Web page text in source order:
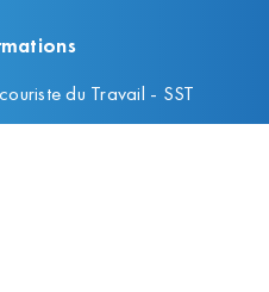
du Travail - SST